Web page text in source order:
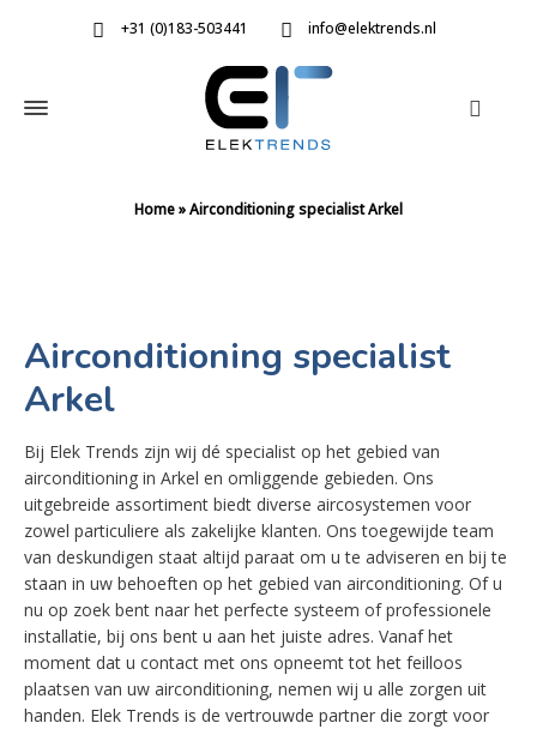
+31 (0)183-503441 info@elektrends.nl
Home»Airconditioning specialist Arkel
Airconditioning specialist
Arkel
Bij Elek Trends zijn wij dé specialist op het gebied van
airconditioning in Arkel en omliggende gebieden. Ons
uitgebreide assortiment biedt diverse aircosystemen voor
zowel particuliere als zakelijke klanten. Ons toegewijde team
van deskundigen staat altijd paraat om u te adviseren en bij te
staan in uw behoeften op het gebied van airconditioning. Of u
nu op zoek bent naar het perfecte systeem of professionele
installatie, bij ons bent u aan het juiste adres. Vanaf het
moment dat u contact met ons opneemt tot het feilloos
plaatsen van uw airconditioning, nemen wij u alle zorgen uit
handen. Elek Trends is de vertrouwde partner die zorgt voor